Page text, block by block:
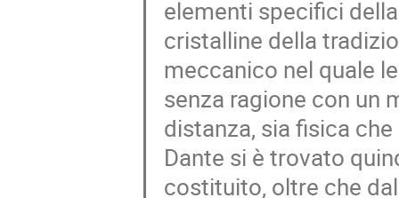
elementi specifici
cristalline della
meccanico nel quale
senza ragione con un
distanza, sia fisica
Dante si è trovato
costituito, oltre che